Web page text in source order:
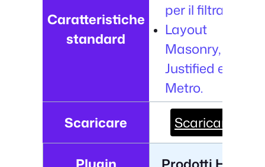
Caratteristiche
standard
per il filtraggio.
Layout
Masonry,
Justified e
Metro.
Scaricare
Scaricare